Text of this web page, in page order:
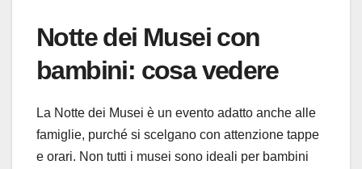
Notte dei Musei con
bambini: cosa vedere
La Notte dei Musei è un evento adatto anche alle
famiglie, purché si scelgano con attenzione tappe
e orari. Non tutti i musei sono ideali per bambini